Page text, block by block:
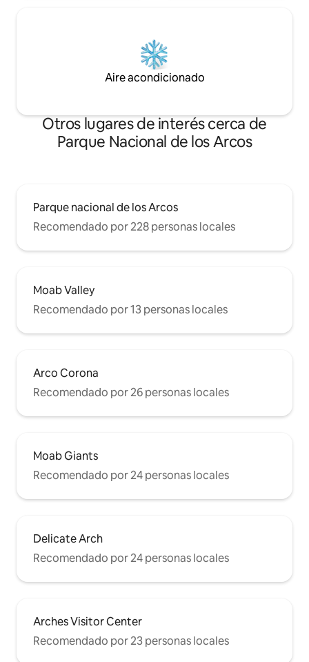
Aire acondicionado
Otros lugares de interés cerca de
Parque Nacional de los Arcos
Parque nacional de los Arcos
Recomendado por 228 personas locales
Moab Valley
Recomendado por 13 personas locales
Arco Corona
Recomendado por 26 personas locales
Moab Giants
Recomendado por 24 personas locales
Delicate Arch
Recomendado por 24 personas locales
Arches Visitor Center
Recomendado por 23 personas locales